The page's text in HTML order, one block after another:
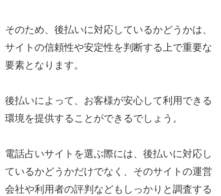
そのため、後払いに対応しているかどうかは、
サイトの信頼性や安定性を判断する上で重要な
要素となります。
後払いによって、お客様が安心して利用できる
環境を提供することができるでしょう。
電話占いサイトを選ぶ際には、後払いに対応し
ているかどうかだけでなく、そのサイトの運営
会社や利用者の評判などもしっかりと調査する